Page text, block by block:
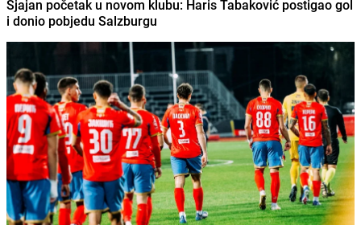
Sjajan početak u novom klubu: Haris Tabaković postigao gol
i donio pobjedu Salzburgu